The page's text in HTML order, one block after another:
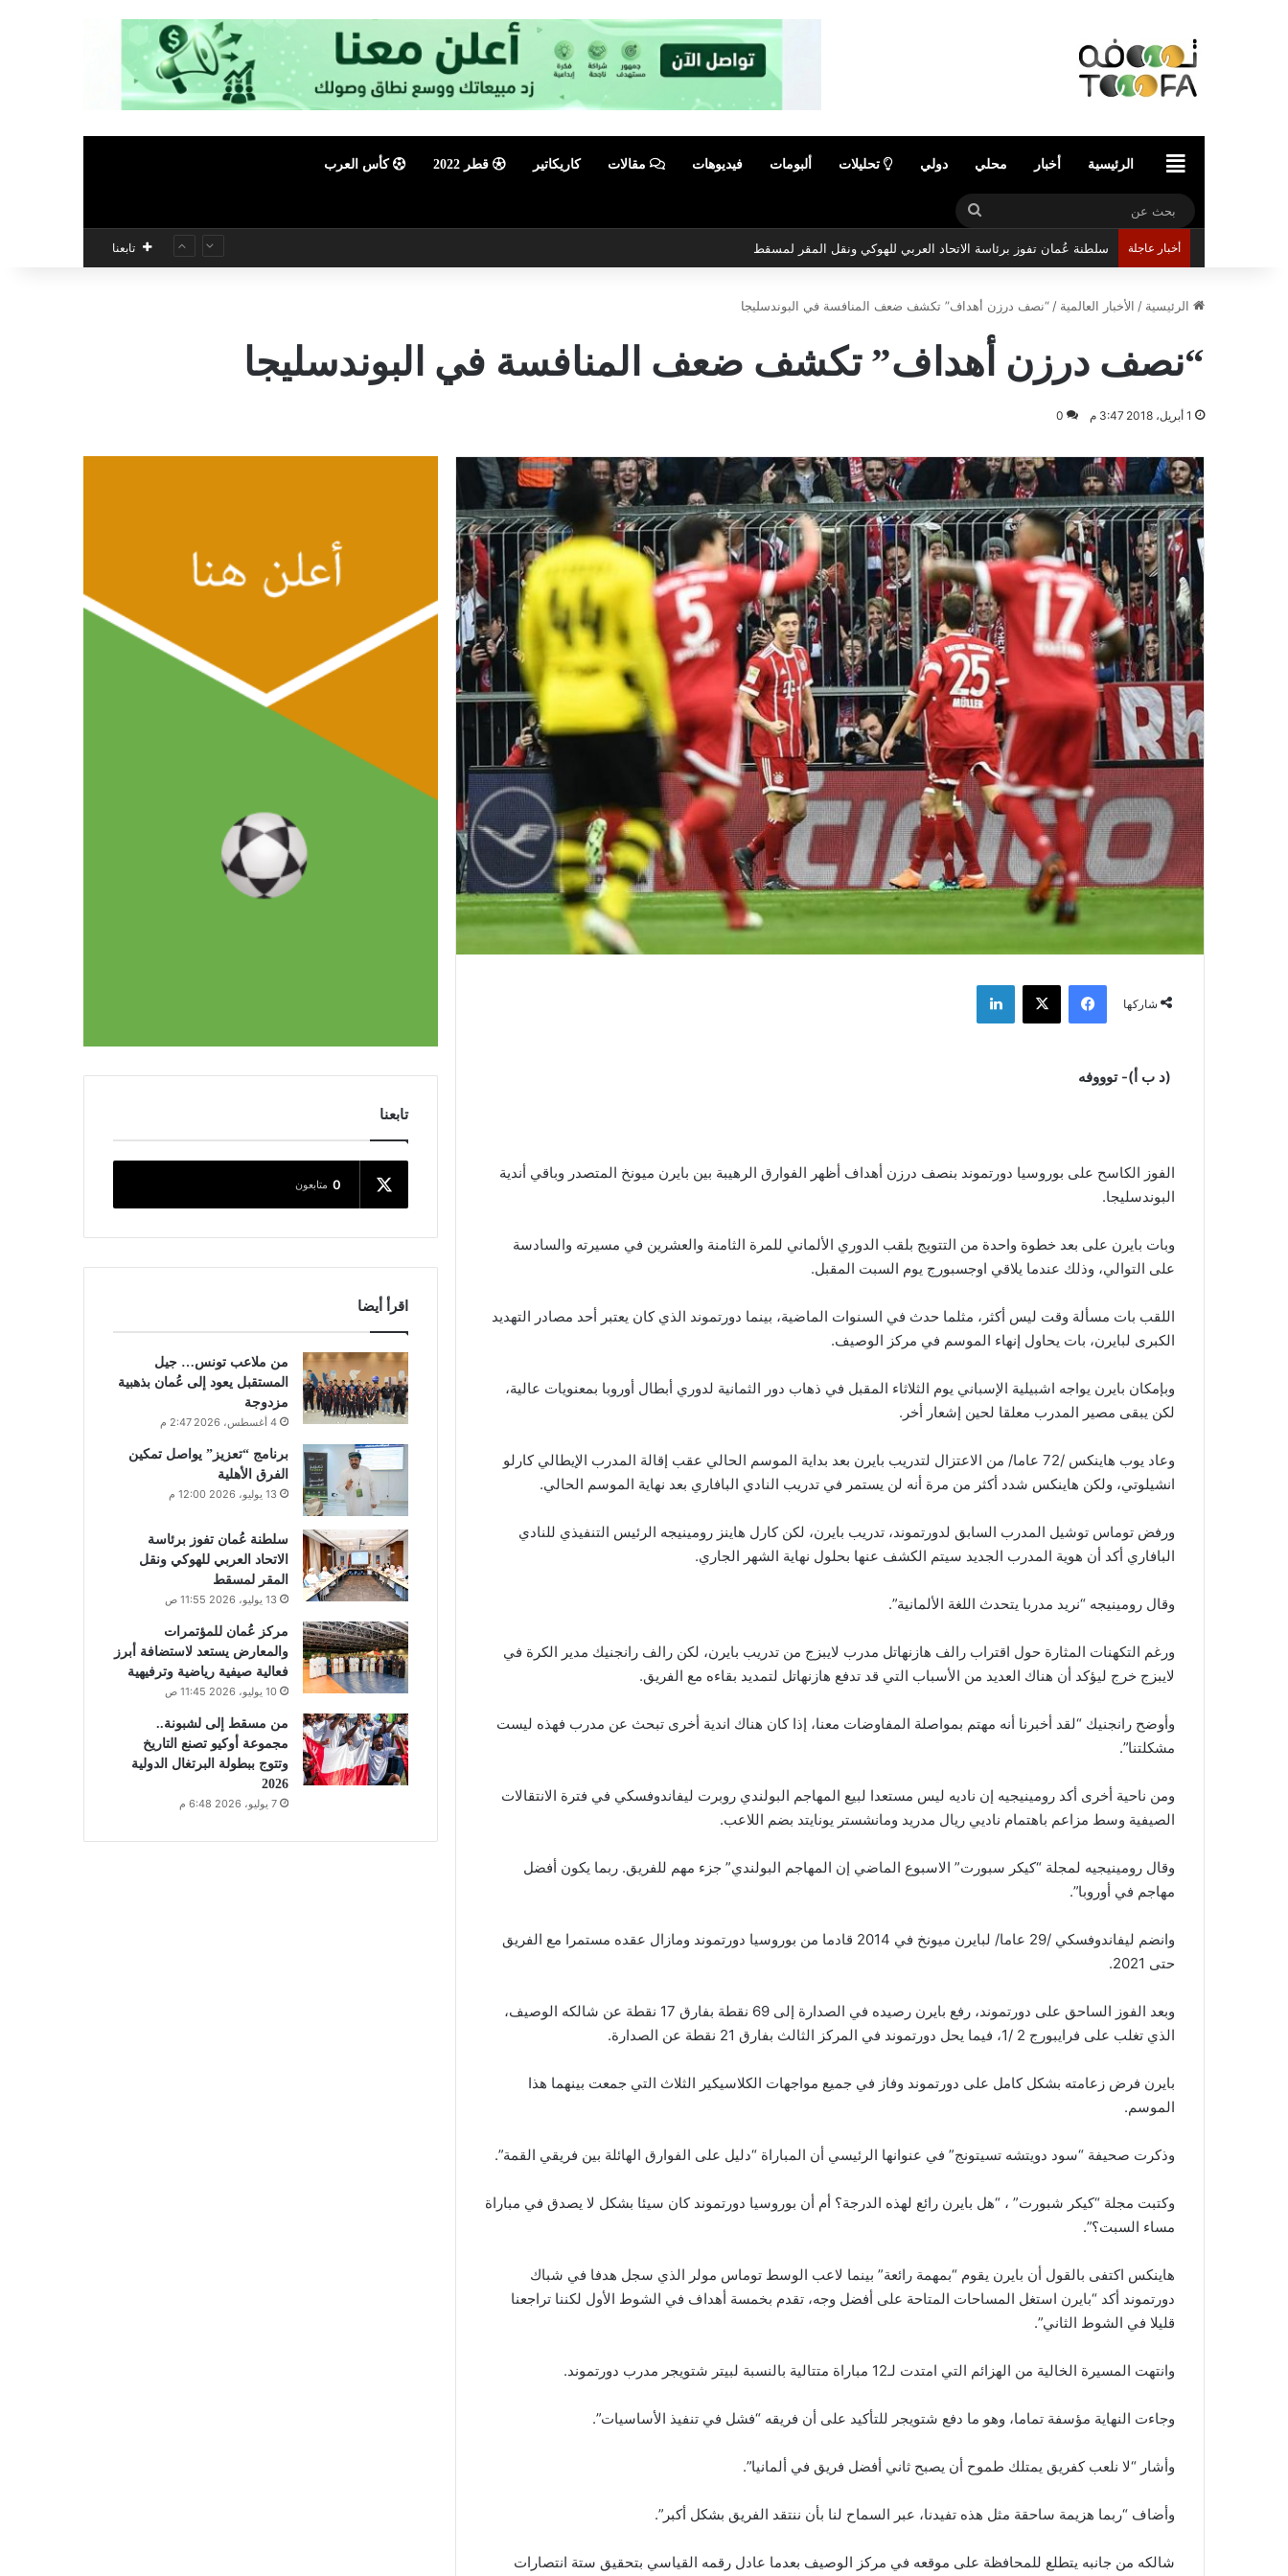
الرئيسيةالرئيسية أخبار محلي دولي تحليلات ألبومات فيديوهات مقالات كاريكاتير قطر 2022 كأس العرب
بحث
عن
أخبار عاجلة
سلطنة عُمان تفوز برئاسة الاتحاد العربي للهوكي ونقل المقر لمسقط
تابعنا
الرئيسية / الأخبار العالمية /“نصف درزن أهداف” تكشف ضعف المنافسة في البوندسليجا
“نصف درزن أهداف” تكشف ضعف المنافسة في البوندسليجا
1 أبريل، 2018 3:47 م 0
شاركها
فيسبوك ‫X لينكدإن
(د ب أ)-توووفه
الفوز الكاسح على بوروسيا دورتموند بنصف درزن أهداف أظهر الفوارق الرهيبة بين بايرن ميونخ المتصدر وباقي أندية
البوندسليجا.
وبات بايرن على بعد خطوة واحدة من التتويج بلقب الدوري الألماني للمرة الثامنة والعشرين في مسيرته والسادسة
على التوالي، وذلك عندما يلاقي اوجسبورج يوم السبت المقبل.
اللقب بات مسألة وقت ليس أكثر، مثلما حدث في السنوات الماضية، بينما دورتموند الذي كان يعتبر أحد مصادر التهديد
الكبرى لبايرن، بات يحاول إنهاء الموسم في مركز الوصيف.
وبإمكان بايرن يواجه اشبيلية الإسباني يوم الثلاثاء المقبل في ذهاب دور الثمانية لدوري أبطال أوروبا بمعنويات عالية،
لكن يبقى مصير المدرب معلقا لحين إشعار أخر.
وعاد يوب هاينكس /72 عاما/ من الاعتزال لتدريب بايرن بعد بداية الموسم الحالي عقب إقالة المدرب الإيطالي كارلو
انشيلوتي، ولكن هاينكس شدد أكثر من مرة أنه لن يستمر في تدريب النادي البافاري بعد نهاية الموسم الحالي.
ورفض توماس توشيل المدرب السابق لدورتموند، تدريب بايرن، لكن كارل هاينز رومينيجه الرئيس التنفيذي للنادي
البافاري أكد أن هوية المدرب الجديد سيتم الكشف عنها بحلول نهاية الشهر الجاري.
وقال رومينيجه “نريد مدربا يتحدث اللغة الألمانية”.
ورغم التكهنات المثارة حول اقتراب رالف هازنهاتل مدرب لايبزج من تدريب بايرن، لكن رالف رانجنيك مدير الكرة في
لايبزج خرج ليؤكد أن هناك العديد من الأسباب التي قد تدفع هازنهاتل لتمديد بقاءه مع الفريق.
وأوضح رانجنيك “لقد أخبرنا أنه مهتم بمواصلة المفاوضات معنا، إذا كان هناك اندية أخرى تبحث عن مدرب فهذه ليست
مشكلتنا”.
ومن ناحية أخرى أكد رومينيجيه إن ناديه ليس مستعدا لبيع المهاجم البولندي روبرت ليفاندوفسكي في فترة الانتقالات
الصيفية وسط مزاعم باهتمام ناديي ريال مدريد ومانشستر يونايتد بضم اللاعب.
وقال رومينيجيه لمجلة “كيكر سبورت” الاسبوع الماضي إن المهاجم البولندي” جزء مهم للفريق. ربما يكون أفضل
مهاجم في أوروبا”.
وانضم ليفاندوفسكي /29 عاما/ لبايرن ميونخ في 2014 قادما من بوروسيا دورتموند ومازال عقده مستمرا مع الفريق
حتى 2021.
وبعد الفوز الساحق على دورتموند، رفع بايرن رصيده في الصدارة إلى 69 نقطة بفارق 17 نقطة عن شالكه الوصيف،
الذي تغلب على فرايبورج 2 /1، فيما يحل دورتموند في المركز الثالث بفارق 21 نقطة عن الصدارة.
بايرن فرض زعامته بشكل كامل على دورتموند وفاز في جميع مواجهات الكلاسيكير الثلاث التي جمعت بينهما هذا
الموسم.
وذكرت صحيفة “سود دويتشه تسيتونج” في عنوانها الرئيسي أن المباراة “دليل على الفوارق الهائلة بين فريقي القمة”.
وكتبت مجلة “كيكر شبورت” ، “هل بايرن رائع لهذه الدرجة؟ أم أن بوروسيا دورتموند كان سيئا بشكل لا يصدق في مباراة
مساء السبت؟”.
هاينكس اكتفى بالقول أن بايرن يقوم “بمهمة رائعة” بينما لاعب الوسط توماس مولر الذي سجل هدفا في شباك
دورتموند أكد “بايرن استغل المساحات المتاحة على أفضل وجه، تقدم بخمسة أهداف في الشوط الأول لكننا تراجعنا
قليلا في الشوط الثاني”.
وانتهت المسيرة الخالية من الهزائم التي امتدت لـ12 مباراة متتالية بالنسبة لبيتر شتويجر مدرب دورتموند.
وجاءت النهاية مؤسفة تماما، وهو ما دفع شتويجر للتأكيد على أن فريقه “فشل في تنفيذ الأساسيات”.
وأشار “لا نلعب كفريق يمتلك طموح أن يصبح ثاني أفضل فريق في ألمانيا”.
وأضاف “ربما هزيمة ساحقة مثل هذه تفيدنا، عبر السماح لنا بأن ننتقد الفريق بشكل أكبر”.
شالكه من جانبه يتطلع للمحافظة على موقعه في مركز الوصيف بعدما عادل رقمه القياسي بتحقيق ستة انتصارات
تابعنا
0 متابعون
اقرأ أيضا
من ملاعب تونس… جيل
المستقبل يعود إلى عُمان بذهبية
مزدوجة
4 أغسطس، 2026 2:47 م
برنامج “تعزيز” يواصل تمكين
الفرق الأهلية
13 يوليو، 2026 12:00 م
سلطنة عُمان تفوز برئاسة
الاتحاد العربي للهوكي ونقل
المقر لمسقط
13 يوليو، 2026 11:55 ص
مركز عُمان للمؤتمرات
والمعارض يستعد لاستضافة أبرز
فعالية صيفية رياضية وترفيهية
10 يوليو، 2026 11:45 ص
من مسقط إلى لشبونة..
مجموعة أوكيو تصنع التاريخ
وتتوج ببطولة البرتغال الدولية
2026
7 يوليو، 2026 6:48 م